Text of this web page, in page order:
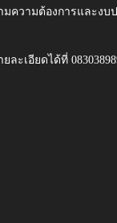
ความต้องการและงบ
ะเอียดได้ที่